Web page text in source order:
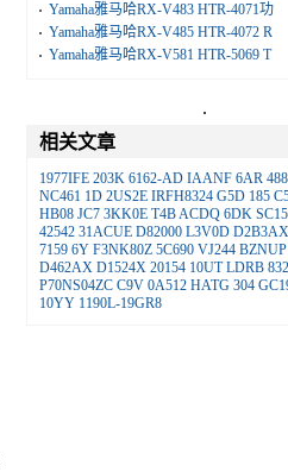
Yamaha雅马哈RX-V483 HTR-4071功
Yamaha雅马哈RX-V485 HTR-4072 R
Yamaha雅马哈RX-V581 HTR-5069 T
.
相关文章
1977IFE 203K 6162-AD IAANF 6AR
NC461 1D 2US2E IRFH8324 G5D 185
HB08 JC7 3KK0E T4BACDQ 6DK
42542 31ACUE D82000 L3V0D D2B3AX
7159 6Y F3NK80Z 5C690 VJ244 BZNUP
D462AX D1524X 20154 10UT LDRB
P70NS04ZC C9V 0A512 HATG 304
10YY 1190L-19GR8